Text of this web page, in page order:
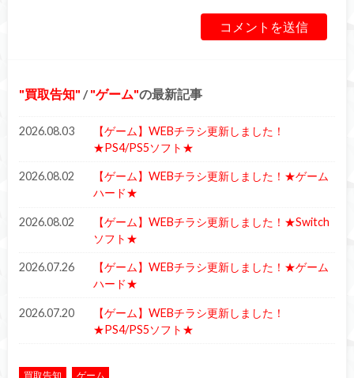
買取告知 / ゲーム の最新記事
2026.08.03
【ゲーム】WEBチラシ更新しました！
★PS4/PS5ソフト★
2026.08.02
【ゲーム】WEBチラシ更新しました！★ゲーム
ハード★
2026.08.02
【ゲーム】WEBチラシ更新しました！★Switch
ソフト★
2026.07.26
【ゲーム】WEBチラシ更新しました！★ゲーム
ハード★
2026.07.20
【ゲーム】WEBチラシ更新しました！
★PS4/PS5ソフト★